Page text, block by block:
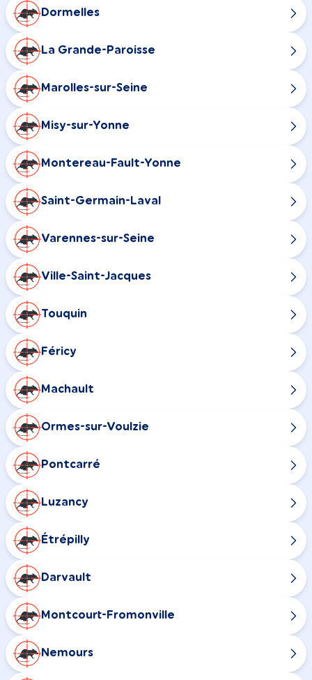
Dormelles
La Grande-Paroisse
Marolles-sur-Seine
Misy-sur-Yonne
Montereau-Fault-Yonne
Saint-Germain-Laval
Varennes-sur-Seine
Ville-Saint-Jacques
Touquin
Féricy
Machault
Ormes-sur-Voulzie
Pontcarré
Luzancy
Étrépilly
Darvault
Montcourt-Fromonville
Nemours